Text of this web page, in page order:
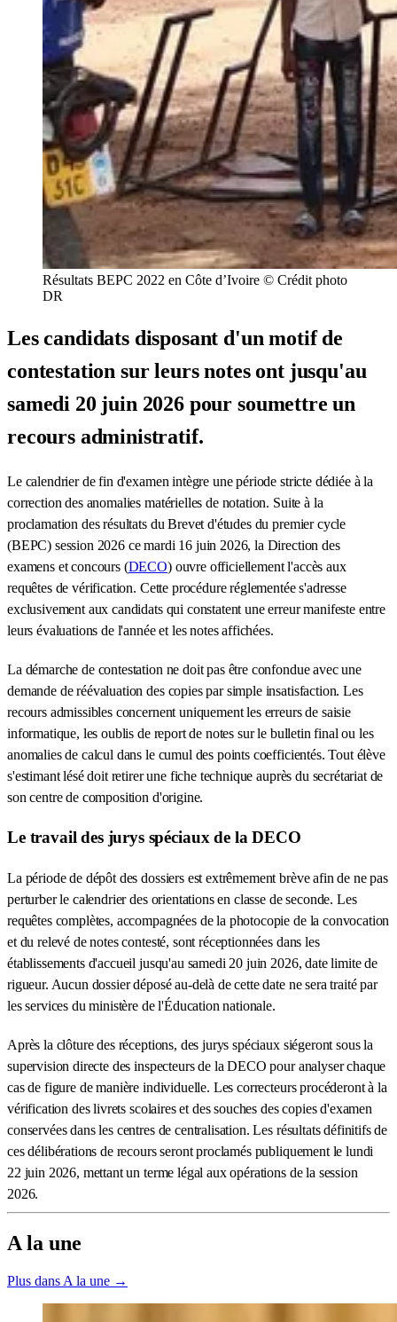
Résultats BEPC 2022 en Côte d’Ivoire © Crédit photo
DR
Les candidats disposant d'un motif de
contestation sur leurs notes ont jusqu'au
samedi 20 juin 2026 pour soumettre un
recours administratif.
Le calendrier de fin d'examen intègre une période stricte dédiée à la
correction des anomalies matérielles de notation. Suite à la
proclamation des résultats du Brevet d'études du premier cycle
(BEPC) session 2026 ce mardi 16 juin 2026, la Direction des
examens et concours (DECO) ouvre officiellement l'accès aux
requêtes de vérification. Cette procédure réglementée s'adresse
exclusivement aux candidats qui constatent une erreur manifeste entre
leurs évaluations de l'année et les notes affichées.
La démarche de contestation ne doit pas être confondue avec une
demande de réévaluation des copies par simple insatisfaction. Les
recours admissibles concernent uniquement les erreurs de saisie
informatique, les oublis de report de notes sur le bulletin final ou les
anomalies de calcul dans le cumul des points coefficientés. Tout élève
s'estimant lésé doit retirer une fiche technique auprès du secrétariat de
son centre de composition d'origine.
Le travail des jurys spéciaux de la DECO
La période de dépôt des dossiers est extrêmement brève afin de ne pas
perturber le calendrier des orientations en classe de seconde. Les
requêtes complètes, accompagnées de la photocopie de la convocation
et du relevé de notes contesté, sont réceptionnées dans les
établissements d'accueil jusqu'au samedi 20 juin 2026, date limite de
rigueur. Aucun dossier déposé au-delà de cette date ne sera traité par
les services du ministère de l'Éducation nationale.
Après la clôture des réceptions, des jurys spéciaux siégeront sous la
supervision directe des inspecteurs de la DECO pour analyser chaque
cas de figure de manière individuelle. Les correcteurs procéderont à la
vérification des livrets scolaires et des souches des copies d'examen
conservées dans les centres de centralisation. Les résultats définitifs de
ces délibérations de recours seront proclamés publiquement le lundi
22 juin 2026, mettant un terme légal aux opérations de la session
2026.
A la une
Plus dans A la une →